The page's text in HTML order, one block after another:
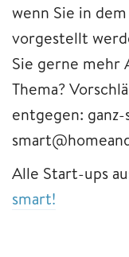
wenn Sie in
vorgestellt
Sie gerne mehr
Thema?
entgegen:
Alle Start-ups
smart!